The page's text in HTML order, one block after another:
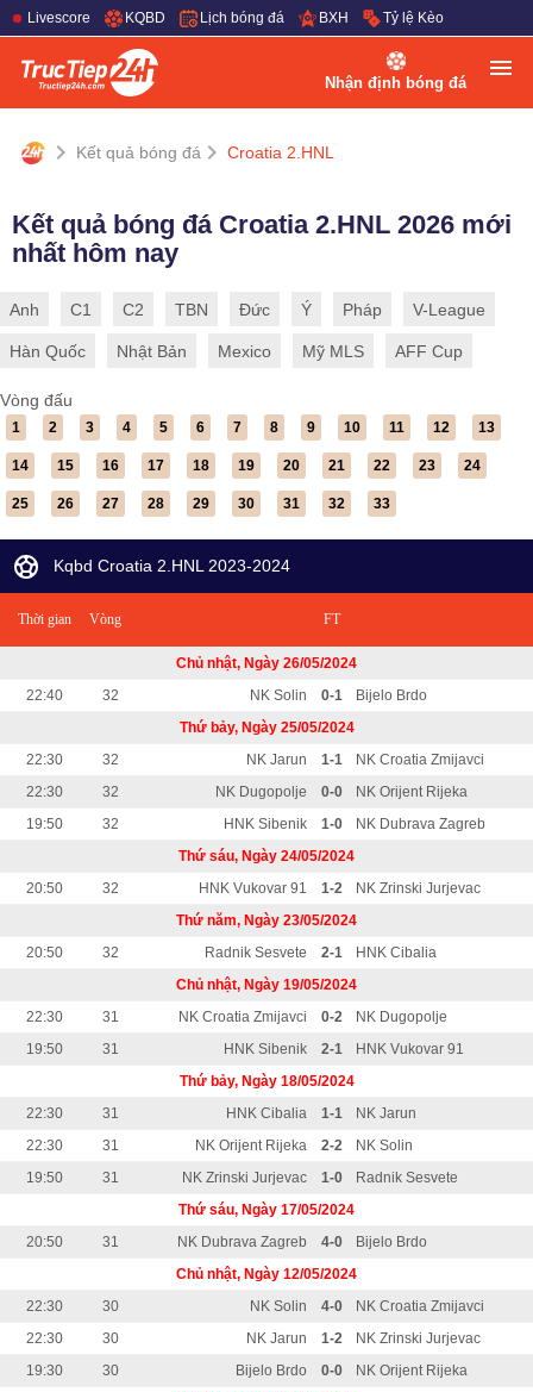
Livescore KQBD Lịch bóng đá BXH Tỷ lệ Kèo
Nhận định bóng đá
Kết quả bóng đá Croatia 2.HNL
Kết quả bóng đá Croatia 2.HNL 2026 mới
nhất hôm nay
Anh C1 C2 TBN Đức Ý Pháp V-League
Hàn Quốc Nhật Bản Mexico Mỹ MLS AFF Cup
Vòng đấu
1 2 3 4 5 6 7 8 9 10 11 12 13
14 15 16 17 18 19 20 21 22 23 24
25 26 27 28 29 30 31 32 33
Kqbd Croatia 2.HNL 2023-2024
Thời gian Vòng FT
Chủ nhật, Ngày 26/05/2024
22:40
32 NK Solin 0-1
Bijelo Brdo
Thứ bảy, Ngày 25/05/2024
22:30
32 NK Jarun 1-1
NK Croatia Zmijavci
22:30
32 NK Dugopolje 0-0
NK Orijent Rijeka
19:50
32 HNK Sibenik 1-0
NK Dubrava Zagreb
Thứ sáu, Ngày 24/05/2024
20:50
32 HNK Vukovar 91 1-2
NK Zrinski Jurjevac
Thứ năm, Ngày 23/05/2024
20:50
32 Radnik Sesvete 2-1
HNK Cibalia
Chủ nhật, Ngày 19/05/2024
22:30
31 NK Croatia Zmijavci 0-2
NK Dugopolje
19:50
31 HNK Sibenik 2-1
HNK Vukovar 91
Thứ bảy, Ngày 18/05/2024
22:30
31 HNK Cibalia 1-1
NK Jarun
22:30
31 NK Orijent Rijeka 2-2
NK Solin
19:50
31 NK Zrinski Jurjevac 1-0
Radnik Sesvete
Thứ sáu, Ngày 17/05/2024
20:50
31 NK Dubrava Zagreb 4-0
Bijelo Brdo
Chủ nhật, Ngày 12/05/2024
22:30
30 NK Solin 4-0
NK Croatia Zmijavci
22:30
30 NK Jarun 1-2
NK Zrinski Jurjevac
19:30
30 Bijelo Brdo 0-0
NK Orijent Rijeka